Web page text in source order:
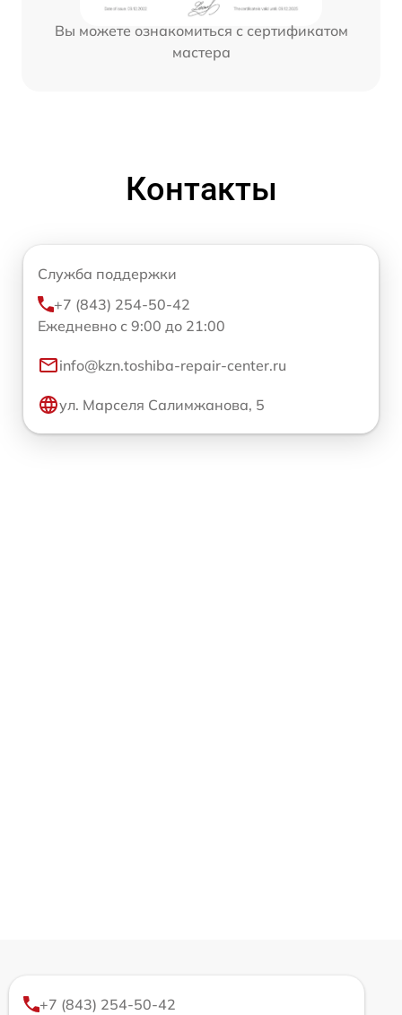
Вы можете ознакомиться с сертификатом
мастера
Контакты
Служба поддержки
+7 (843) 254-50-42
Ежедневно с 9:00 до 21:00
info@kzn.toshiba-repair-center.ru
ул. Марселя Салимжанова, 5
+7 (843) 254-50-42